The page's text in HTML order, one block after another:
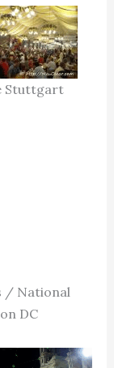
Stuttgart
/ National
DC